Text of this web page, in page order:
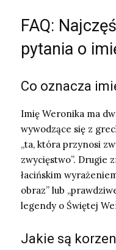
FAQ:
pytania o
Co oznacza
Imię Weronika ma
wywodzące się z
„ta, która przynosi
zwycięstwo”. Drugie
łacińskim
obraz” lub
legendy o Świętej
Jakie są